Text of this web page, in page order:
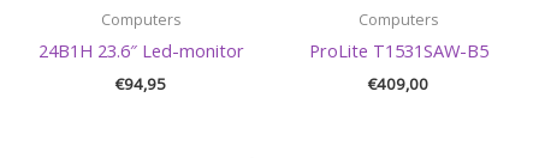
Computers
24B1H 23.6″ Led-monitor
€94,95
Computers
ProLite T1531SAW-B5
€409,00